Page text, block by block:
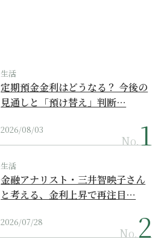
生活
定期預金金利はどうなる？ 今後の
見通しと「預け替え」判断…
2026/08/03
No.
生活
金融アナリスト・三井智映子さん
と考える、金利上昇で再注目…
2026/07/28
No.